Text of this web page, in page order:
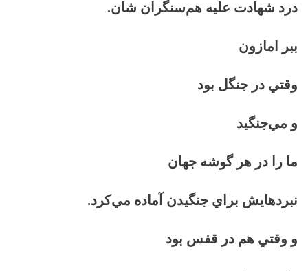
درد شهادت عليه هم‌سنگران شان.
ببر امازون
وقتي در جنگل بود
و مي‌جنگيد
ما را در هر گوشه جهان
نبردهايش براي جنگيدن آماده مي‌كرد.
و وقتي هم در قفس بود